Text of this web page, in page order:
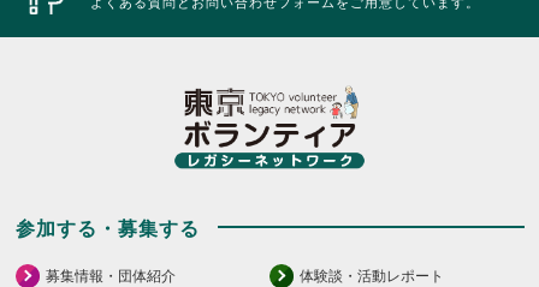
参加する・募集する
募集情報・団体紹介 体験談・活動レポート